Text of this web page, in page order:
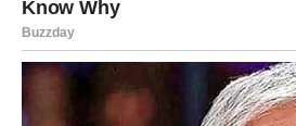
Za pripremu kreme, gustu pavlaku
posudu. Upotrijebite ili ručni mikser ili
mućenje vrhnja srednjom brzinom dok
stvaranja čvrstih vrhova. Ovaj